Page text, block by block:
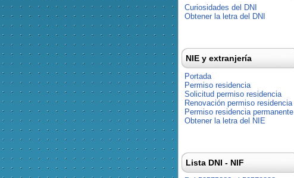
Curiosidades del DNI
Obtener la letra del DNI
NIE y extranjería
Portada
Permiso residencia
Solicitud permiso residencia
Renovación permiso residencia
Permiso residencia permanente
Obtener la letra del NIE
Lista DNI - NIF